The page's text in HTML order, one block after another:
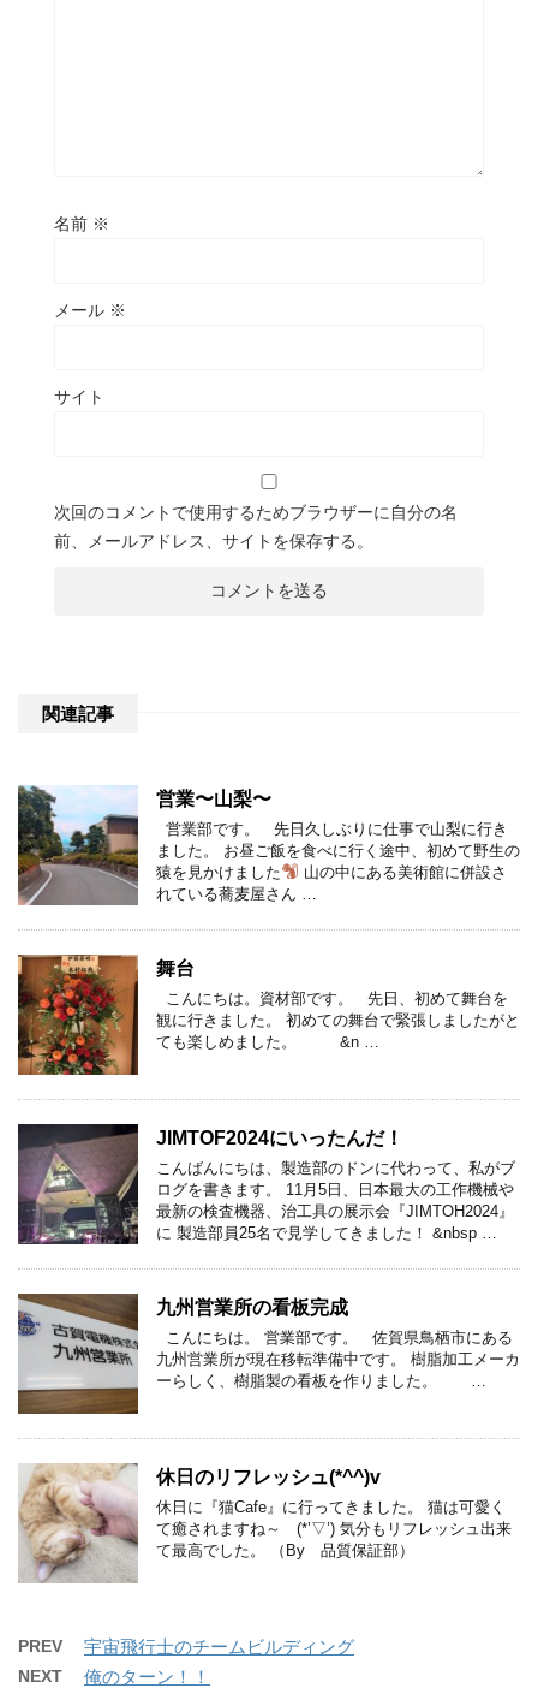
名前 ※
メール ※
サイト
次回のコメントで使用するためブラウザーに自分の名
前、メールアドレス、サイトを保存する。
関連記事
営業〜山梨〜
営業部です。 先日久しぶりに仕事で山梨に行き
ました。 お昼ご飯を食べに行く途中、初めて野生の
猿を見かけました
山の中にある美術館に併設さ
れている蕎麦屋さん …
舞台
こんにちは。資材部です。 先日、初めて舞台を
観に行きました。 初めての舞台で緊張しましたがと
ても楽しめました。 &n …
JIMTOF2024にいったんだ！
こんばんにちは、製造部のドンに代わって、私がブ
ログを書きます。 11月5日、日本最大の工作機械や
最新の検査機器、治工具の展示会『JIMTOH2024』
に 製造部員25名で見学してきました！ &nbsp …
九州営業所の看板完成
こんにちは。 営業部です。 佐賀県鳥栖市にある
九州営業所が現在移転準備中です。 樹脂加工メーカ
ーらしく、樹脂製の看板を作りました。 …
休日のリフレッシュ(*^^)v
休日に『猫Cafe』に行ってきました。 猫は可愛く
て癒されますね～ (*’▽’) 気分もリフレッシュ出来
て最高でした。 （By 品質保証部）
PREV 宇宙飛行士のチームビルディング
NEXT 俺のターン！！